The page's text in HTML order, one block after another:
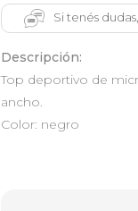
Si tenés dudas,
Descripción:
Top deportivo de
ancho.
Color: negro